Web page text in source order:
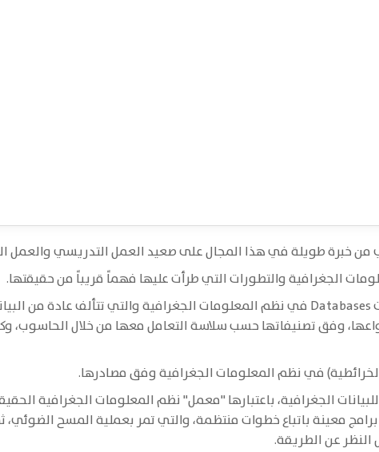
من خبرة طويلة في هذا المجال على صعيد العمل التدريسي
للبيانات الجغرافية، باعتبارها "معمل" نظم المعلومات الجغرافية
معينة باتباع خطوات منتظمة، والتي تمر بعملية المسح الضوئي،
عن الطريقة.